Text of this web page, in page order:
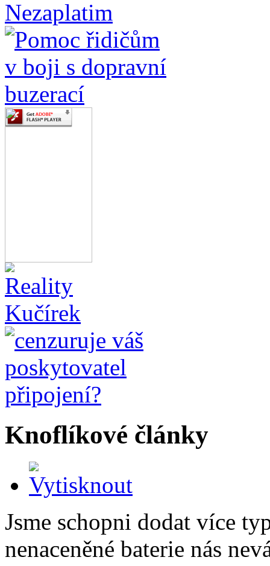
Knoflíkové články
Jsme schopni dodat více
nenaceněné baterie nás